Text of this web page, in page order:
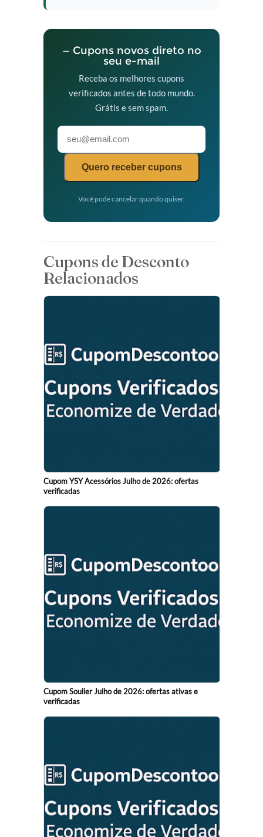
— Cupons novos direto no
seu e-mail
Receba os melhores cupons
verificados antes de todo mundo.
Grátis e sem spam.
Quero receber cupons
Você pode cancelar quando quiser.
Cupons de Desconto
Relacionados
Cupom YSY Acessórios Julho de 2026: ofertas
verificadas
Cupom Soulier Julho de 2026: ofertas ativas e
verificadas